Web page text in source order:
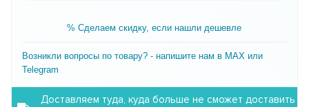
% Сделаем скидку, если нашли дешевле
Возникли вопросы по товару? - напишите нам в MAX или
Telegram
Доставляем туда, куда больше не сможет доставить